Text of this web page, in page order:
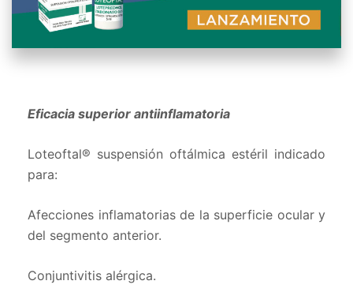
Eficacia superior antiinflamatoria
Loteoftal® suspensión oftálmica estéril indicado
para:
Afecciones inflamatorias de la superficie ocular y
del segmento anterior.
Conjuntivitis alérgica.